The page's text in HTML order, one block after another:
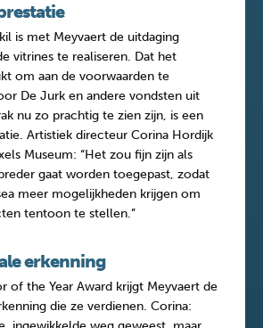
is met Meyvaert de uitdaging
vitrines te realiseren. Dat het
om aan de voorwaarden te
De Jurk en andere vondsten uit
nu zo prachtig te zien zijn, is een
Artistiek directeur Corina Hordijk
Museum: “Het zou fijn zijn als
gaat worden toegepast, zodat
meer mogelijkheden krijgen om
tentoon te stellen.”
erkenning
of the Year Award krijgt Meyvaert de
die ze verdienen. Corina: